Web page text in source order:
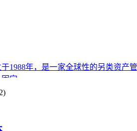
1988年，是一家全球性的另类资
定